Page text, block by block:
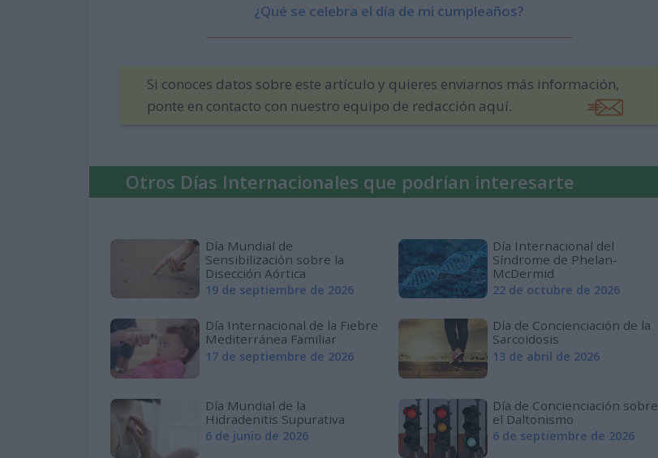
¿Qué se celebra el día de mi cumpleaños?
Si conoces datos sobre este artículo y quieres enviarnos más información,
ponte en contacto con nuestro equipo de redacción aquí.
Otros Días Internacionales que podrían interesarte
Día Mundial de
Sensibilización sobre la
Disección Aórtica
19 de septiembre de 2026
Día Internacional del
Síndrome de Phelan-
McDermid
22 de octubre de 2026
Día Internacional de la Fiebre
Mediterránea Familiar
17 de septiembre de 2026
Día de Concienciación de la
Sarcoidosis
13 de abril de 2026
Día Mundial de la
Hidradenitis Supurativa
6 de junio de 2026
Día de Concienciación sobre
el Daltonismo
6 de septiembre de 2026